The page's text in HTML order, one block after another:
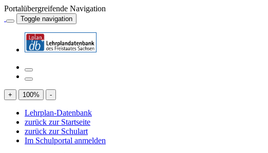
Portalübergreifende Navigation
Toggle navigation
+ 100% -
Lehrplan-Datenbank
zurück zur Startseite
zurück zur Schulart
Im Schulportal anmelden